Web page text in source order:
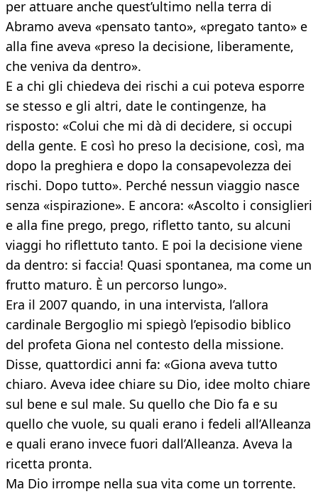
per attuare anche quest’ultimo nella terra di
Abramo aveva «pensato tanto», «pregato tanto» e
alla fine aveva «preso la decisione, liberamente,
che veniva da dentro».
E a chi gli chiedeva dei rischi a cui poteva esporre
se stesso e gli altri, date le contingenze, ha
risposto: «Colui che mi dà di decidere, si occupi
della gente. E così ho preso la decisione, così, ma
dopo la preghiera e dopo la consapevolezza dei
rischi. Dopo tutto». Perché nessun viaggio nasce
senza «ispirazione». E ancora: «Ascolto i consiglieri
e alla fine prego, prego, rifletto tanto, su alcuni
viaggi ho riflettuto tanto. E poi la decisione viene
da dentro: si faccia! Quasi spontanea, ma come un
frutto maturo. È un percorso lungo».
Era il 2007 quando, in una intervista, l’allora
cardinale Bergoglio mi spiegò l’episodio biblico
del profeta Giona nel contesto della missione.
Disse, quattordici anni fa: «Giona aveva tutto
chiaro. Aveva idee chiare su Dio, idee molto chiare
sul bene e sul male. Su quello che Dio fa e su
quello che vuole, su quali erano i fedeli all’Alleanza
e quali erano invece fuori dall’Alleanza. Aveva la
ricetta pronta.
Ma Dio irrompe nella sua vita come un torrente.